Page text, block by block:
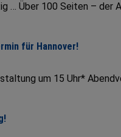
… Über 100 Seiten –
für Hannover!
um 15 Uhr*